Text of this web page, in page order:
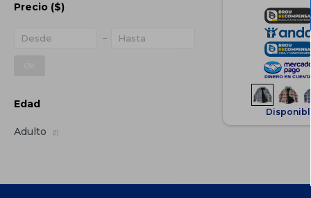
Precio ($)
Edad
Adulto (1)